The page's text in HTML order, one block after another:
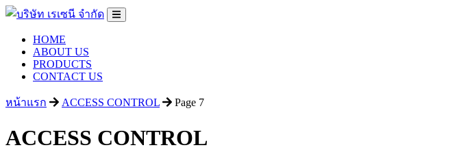
HOME
ABOUT US
PRODUCTS
CONTACT US
หน้าแรก ACCESS CONTROL Page 7
ACCESS CONTROL